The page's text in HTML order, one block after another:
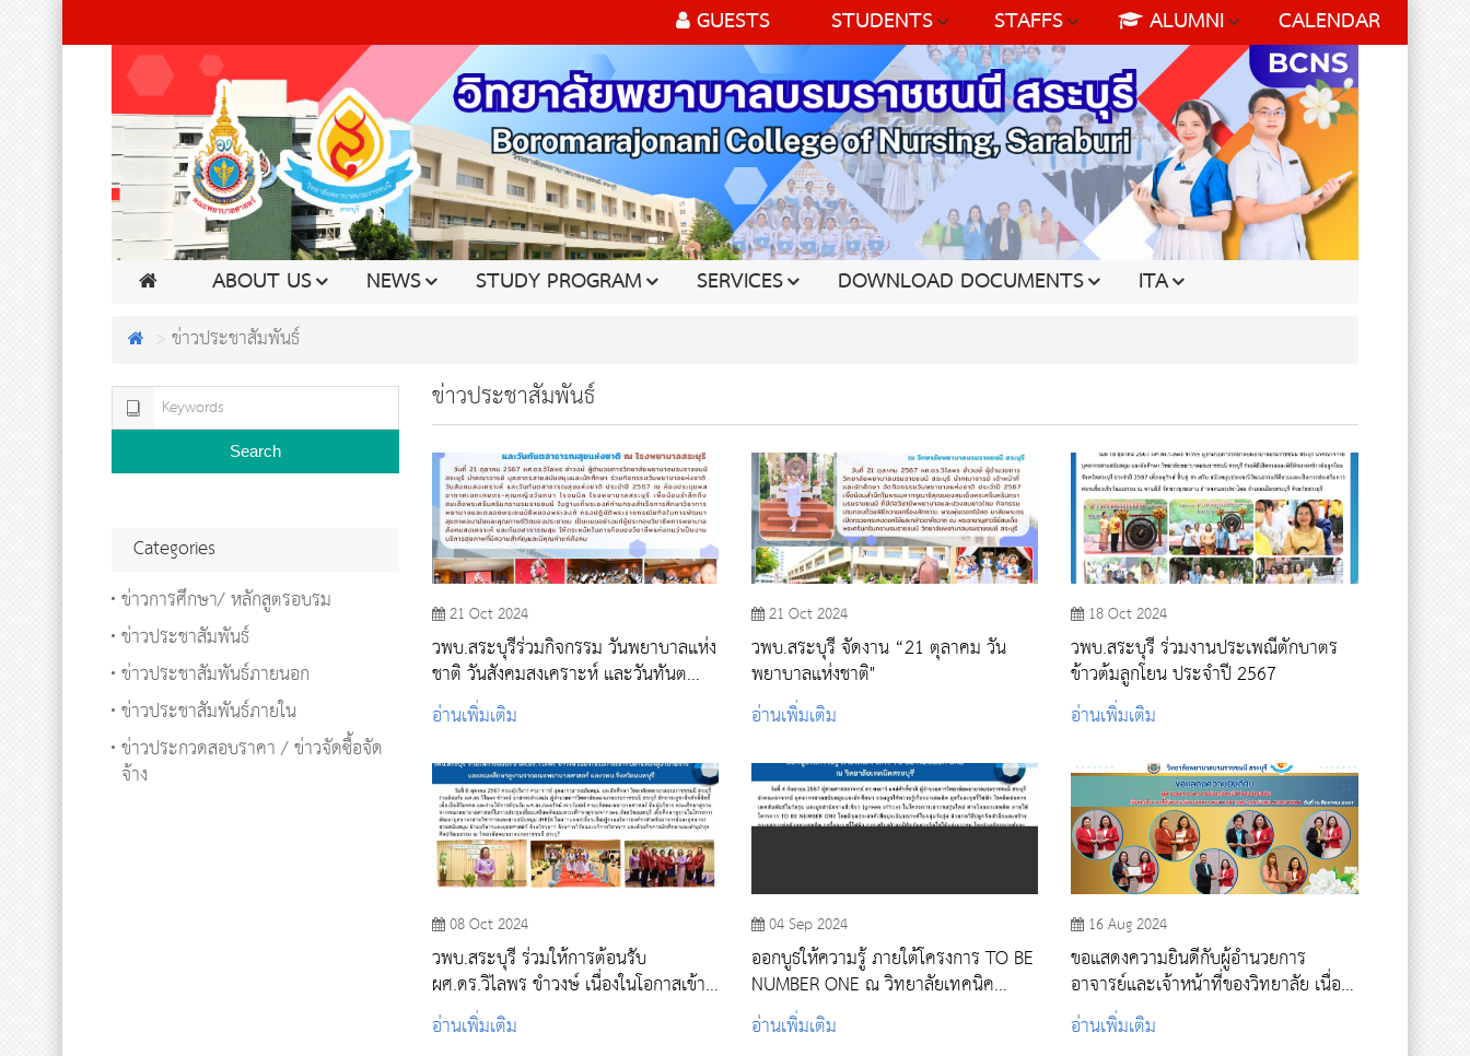
GUESTS STUDENTS STAFFS ALUMNI CALENDAR
ABOUT US NEWS STUDY PROGRAM SERVICES DOWNLOAD DOCUMENTS ITA
ข่าวประชาสัมพันธ์
ข่าวประชาสัมพันธ์
21 Oct 2024
วพบ.สระบุรีร่วมกิจกรรม วันพยาบาลแห่ง
ชาติ วันสังคมสงเคราะห์ และวันทันต
สาธารณสุขแห่งชาติ ณ โรงพยาบาล
สระบุรี
อ่านเพิ่มเติม
21 Oct 2024
วพบ.สระบุรี จัดงาน “21 ตุลาคม วัน
พยาบาลแห่งชาติ"
อ่านเพิ่มเติม
18 Oct 2024
วพบ.สระบุรี ร่วมงานประเพณีตักบาตร
ข้าวต้มลูกโยน ประจำปี 2567
อ่านเพิ่มเติม
08 Oct 2024
วพบ.สระบุรี ร่วมให้การต้อนรับ
ผศ.ดร.วิไลพร ขำวงษ์ เนื่องในโอกาสเข้า
รับตำแหน่งผู้อำนวยการ และคณะศึกษาดู
งานจากคณะพยาบาลศาสตร์ และว
อ่านเพิ่มเติม
04 Sep 2024
ออกบูธให้ความรู้ ภายใต้โครงการ TO BE
NUMBER ONE ณ วิทยาลัยเทคนิค
สระบุรี
อ่านเพิ่มเติม
16 Aug 2024
ขอแสดงความยินดีกับผู้อำนวยการ
อาจารย์และเจ้าหน้าที่ของวิทยาลัย เนื่อง
ในโอกาสได้รับรางวัลของคณะพยาบาล
ศาสตร์ สถาบันพระบรมราชชนก
อ่านเพิ่มเติม
Search
Categories
ข่าวการศึกษา/ หลักสูตรอบรม
ข่าวประชาสัมพันธ์
ข่าวประชาสัมพันธ์ภายนอก
ข่าวประชาสัมพันธ์ภายใน
ข่าวประกวดสอบราคา / ข่าวจัดซื้อจัด
จ้าง